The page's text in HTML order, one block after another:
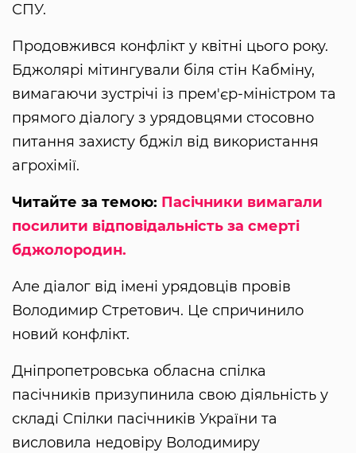
СПУ.
Продовжився конфлікт у квітні цього року.
Бджолярі мітингували біля стін Кабміну,
вимагаючи зустрічі із прем'єр-міністром та
прямого діалогу з урядовцями стосовно
питання захисту бджіл від використання
агрохімії.
Читайте за темою: Пасічники вимагали
посилити відповідальність за смерті
бджолородин.
Але діалог від імені урядовців провів
Володимир Стретович. Це спричинило
новий конфлікт.
Дніпропетровська обласна спілка
пасічників призупинила свою діяльність у
складі Спілки пасічників України та
висловила недовіру Володимиру